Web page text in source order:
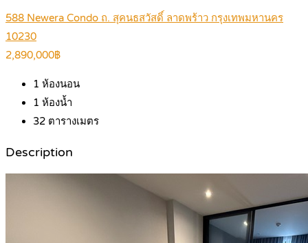
588 Newera Condo ถ. สุคนธสวัสดิ์ ลาดพร้าว กรุงเทพมหานคร
10230
2,890,000฿
1 ห้องนอน
1 ห้องน้ำ
32 ตารางเมตร
Description